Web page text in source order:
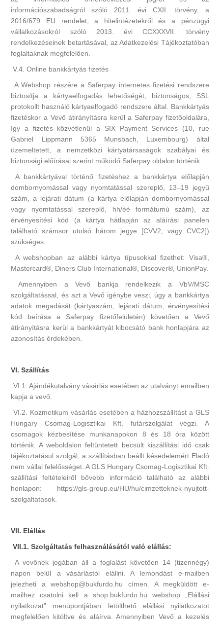
információszabadságról szóló 2011. évi CXII. törvény, a
2016/679 EU rendelet, a hitelintézetekről és a pénzügyi
vállalkozásokról szóló 2013. évi CCXXXVII. törvény
rendelkezéseinek betartásával, az Adatkezelési Tájékoztatóban
foglaltaknak megfelelően.
V.4. Online bankkártyás fizetés
A Webshop részére a Saferpay internetes fizetési rendszere
biztosítja a kártyaelfogadás lehetőségét, biztonságos, SSL
protokollt használó kártyaelfogadó rendszere által. Bankkártyás
fizetéskor a Vevő átirányításra kerül a Saferpay fizetőoldalára,
így a fizetés közvetlenül a SIX Payment Services (10, rue
Gabriel Lippmann 5365 Munsbach, Luxembourg) által
üzemeltetett, a nemzetközi kártyatársaságok szabályai és
biztonsági előírásai szerint működő Saferpay oldalon történik.
A bankkártyával történő fizetéshez a bankkártya előlapján
dombornyomással vagy nyomtatással szereplő, 13–19 jegyű
szám, a lejárati dátum (a kártya előlapján dombornyomással
vagy nyomtatással szereplő, hh/éé formátumú szám), az
érvényesítési kód (a kártya hátlapján az aláírási panelen
található számsor utolsó három jegye [CVV2, vagy CVC2])
szükséges.
A webshopban az alábbi kártya típusokkal fizethet: Visa®,
Mastercard®, Diners Club International®, Discover®, UnionPay.
Amennyiben a Vevő bankja rendelkezik a VbV/MSC
szolgáltatással, és azt a Vevő igénybe veszi, úgy a bankkártya
adatok megadását (kártyaszám, lejárati dátum, érvényesítési
kód beírása a Saferpay fizetőfelületén) követően a Vevő
átirányításra kerül a bankkártyát kibocsátó bank honlapjára az
azonosítás érdekében.
VI. Szállítás
VI.1. Ajándékutalvány vásárlás esetében az utalványt emailben
kapja a vevő.
VI.2. Kozmetikum vásárlás esetében a házhozszállítást a GLS
Hungary Csomag-Logisztikai Kft. futárszolgálat végzi. A
csomagok kézbesítése munkanapokon 8 és 18 óra között
történik. A weboldalon feltüntetett becsült kiszállítási idő csak
tájékoztatásul szolgál; a szállításban beállt késedelemért Eladó
nem vállal felelősséget. A GLS Hungary Csomag-Logisztikai Kft.
szállítási feltételeiről bővebb információ található az alábbi
honlapon: https://gls-group.eu/HU/hu/cimzetteknek-nyujtott-
szolgaltatasok.
VII. Elállás
VII.1. Szolgáltatás felhasználásától való elállás:
A vevőnek jogában áll a foglalást követően 14 (tizennégy)
napon belül a vásárlástól elállni. A lemondást e-mailben
jelezheti a webshop@bukfurdo.hu címen. A megküldött e-
mailhez csatolni kell a shop.bukfurdo.hu webshop „Elállási
nyilatkozat” menüpontjában letölthető elállási nyilatkozatot
megfelelően kitöltve és aláírva. Amennyiben Vevő a kezelés